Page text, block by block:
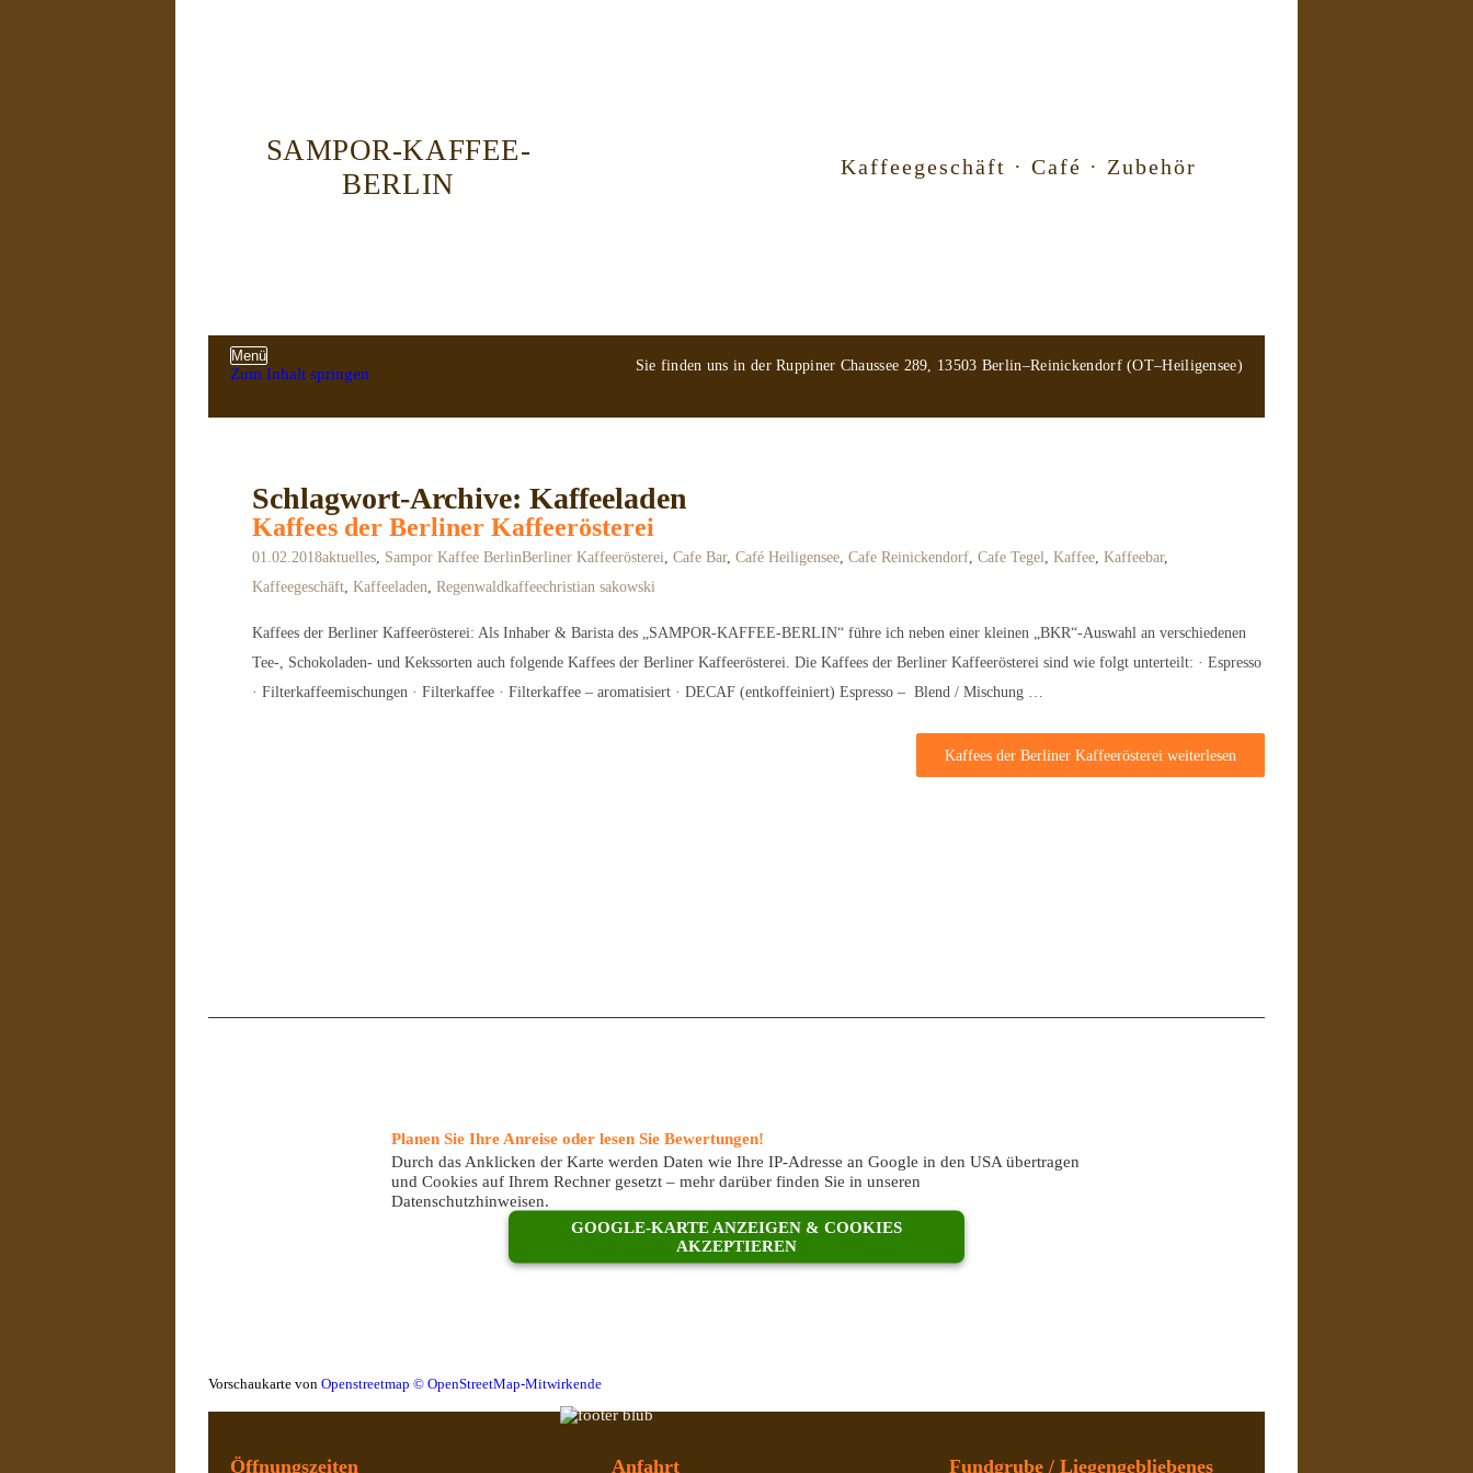
SAMPOR-KAFFEE-
BERLIN
Kaffeegeschäft · Café · Zubehör
Menü
Zum Inhalt springen Sie finden uns in der Ruppiner Chaussee 289, 13503 Berlin–Reinickendorf (OT–Heiligensee)
Schlagwort-Archive: Kaffeeladen
Kaffees der Berliner Kaffeerösterei
01.02.2018aktuelles, Sampor Kaffee BerlinBerliner Kaffeerösterei, Cafe Bar, Café Heiligensee, Cafe Reinickendorf, Cafe Tegel, Kaffee, Kaffeebar,
Kaffeegeschäft, Kaffeeladen, Regenwaldkaffeechristian sakowski
Kaffees der Berliner Kaffeerösterei: Als Inhaber & Barista des „SAMPOR-KAFFEE-BERLIN“ führe ich neben einer kleinen „BKR“-Auswahl an verschiedenen
Tee-, Schokoladen- und Kekssorten auch folgende Kaffees der Berliner Kaffeerösterei. Die Kaffees der Berliner Kaffeerösterei sind wie folgt unterteilt: · Espresso
· Filterkaffeemischungen · Filterkaffee · Filterkaffee – aromatisiert · DECAF (entkoffeiniert) Espresso – Blend / Mischung …
Kaffees der Berliner Kaffeerösterei weiterlesen
Planen Sie Ihre Anreise oder lesen Sie Bewertungen!
Durch das Anklicken der Karte werden Daten wie Ihre IP-Adresse an Google in den USA übertragen
und Cookies auf Ihrem Rechner gesetzt – mehr darüber finden Sie in unseren
Datenschutzhinweisen.
GOOGLE-KARTE ANZEIGEN & COOKIES
AKZEPTIEREN
Vorschaukarte von Openstreetmap © OpenStreetMap-Mitwirkende
Öffnungszeiten Anfahrt Fundgrube / Liegengebliebenes